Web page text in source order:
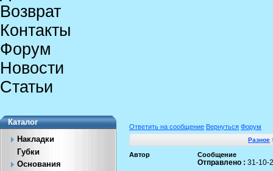
Возврат
Контакты
Форум
Новости
Статьи
Каталог
Накладки
Губки
Основания
Ответить на сообщение Вернуться Форум
Разное
Автор Сообщение
Отправлено : 31-10-